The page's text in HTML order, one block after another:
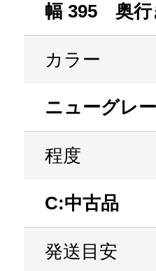
幅 395 奥
カラー
ニューグレー
程度
C:中古品
発送目安